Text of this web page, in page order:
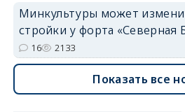
Минкультуры может
стройки у форта «Северная
16 2133
Показать все